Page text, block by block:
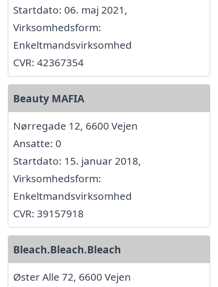
Startdato: 06. maj 2021,
Virksomhedsform:
Enkeltmandsvirksomhed
CVR: 42367354
Beauty MAFIA
Nørregade 12, 6600 Vejen
Ansatte: 0
Startdato: 15. januar 2018,
Virksomhedsform:
Enkeltmandsvirksomhed
CVR: 39157918
Bleach.Bleach.Bleach
Øster Alle 72, 6600 Vejen